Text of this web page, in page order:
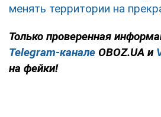
менять территории на
Только проверенная
Telegram-канале OBOZ.UA и
на фейки!